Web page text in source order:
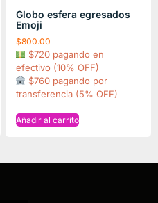
Globo esfera egresados
Emoji
$800.00
$720 pagando en
efectivo (10% OFF)
$760 pagando por
transferencia (5% OFF)
Añadir al carrito